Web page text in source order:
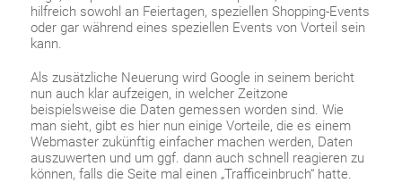
hilfreich sowohl an Feiertagen, speziellen Shopping-Events
oder gar während eines speziellen Events von Vorteil sein
kann.
Als zusätzliche Neuerung wird Google in seinem bericht
nun auch klar aufzeigen, in welcher Zeitzone
beispielsweise die Daten gemessen worden sind. Wie
man sieht, gibt es hier nun einige Vorteile, die es einem
Webmaster zukünftig einfacher machen werden, Daten
auszuwerten und um ggf. dann auch schnell reagieren zu
können, falls die Seite mal einen „Trafficeinbruch“ hatte.